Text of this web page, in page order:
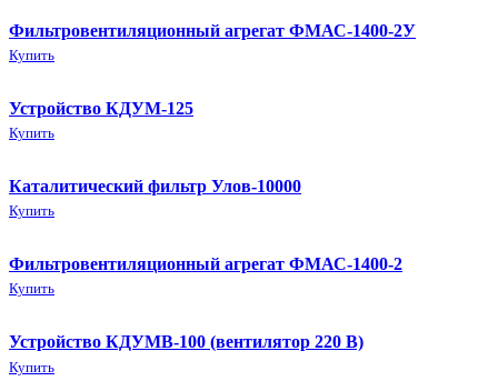
Фильтровентиляционный агрегат ФМАС-1400-2У
Купить
Устройство КДУМ-125
Купить
Каталитический фильтр Улов-10000
Купить
Фильтровентиляционный агрегат ФМАС-1400-2
Купить
Устройство КДУМВ-100 (вентилятор 220 В)
Купить